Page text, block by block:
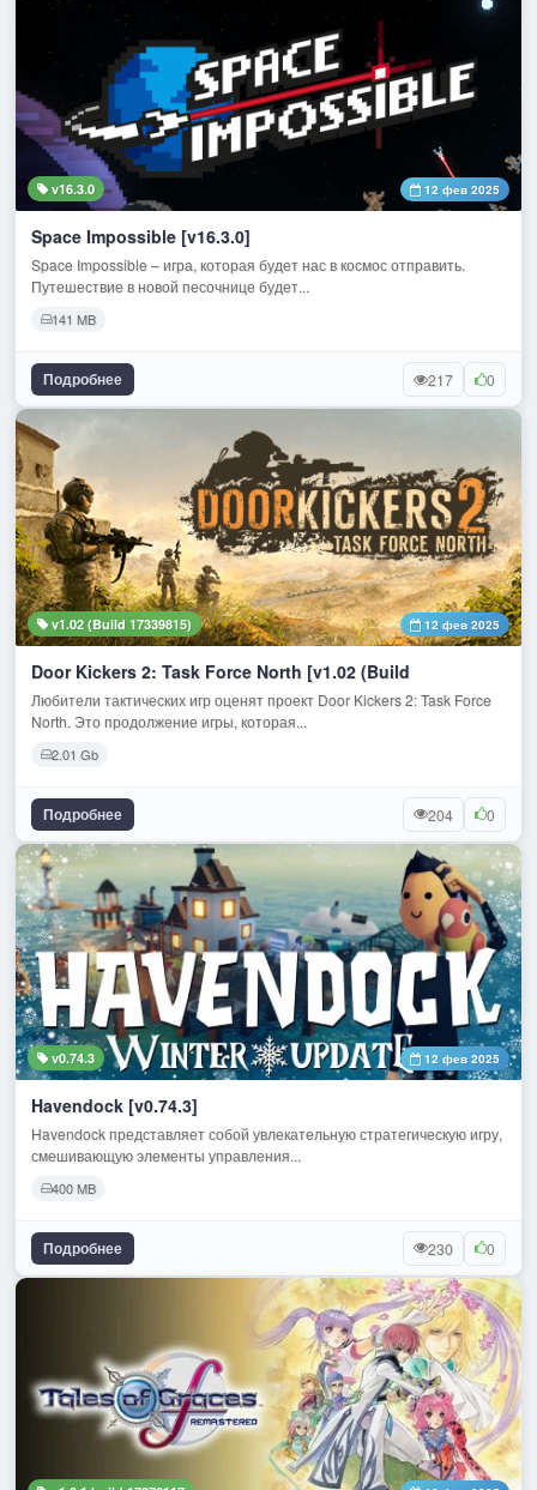
v16.3.0 12 фев 2025
Space Impossible [v16.3.0]
Space Impossible – игра, которая будет нас в космос отправить.
Путешествие в новой песочнице будет...
141 MB
Подробнее 217 0
v1.02 (Build 17339815) 12 фев 2025
Door Kickers 2: Task Force North [v1.02 (Build
Любители тактических игр оценят проект Door Kickers 2: Task Force
North. Это продолжение игры, которая...
2.01 Gb
Подробнее 204 0
v0.74.3 12 фев 2025
Havendock [v0.74.3]
Havendock представляет собой увлекательную стратегическую игру,
смешивающую элементы управления...
400 MB
Подробнее 230 0